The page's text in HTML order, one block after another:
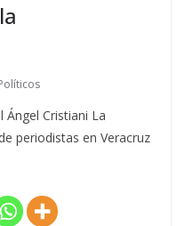
Ángel Cristiani La
periodistas en Veracruz